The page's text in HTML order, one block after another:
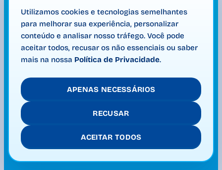
Utilizamos cookies e tecnologias semelhantes
para melhorar sua experiência, personalizar
conteúdo e analisar nosso tráfego. Você pode
aceitar todos, recusar os não essenciais ou saber
mais na nossa Política de Privacidade.
APENAS NECESSÁRIOS
RECUSAR
ACEITAR TODOS